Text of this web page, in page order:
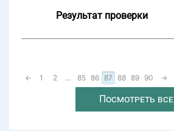
Результат проверки
← 1 2 ... 85 86 87 88 89 90 →
Посмотреть все